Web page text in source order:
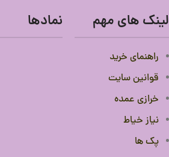
لینک های مهم
راهنمای خرید
قوانین سایت
خرازی عمده
نیاز خیاط
پک ها
نمادها